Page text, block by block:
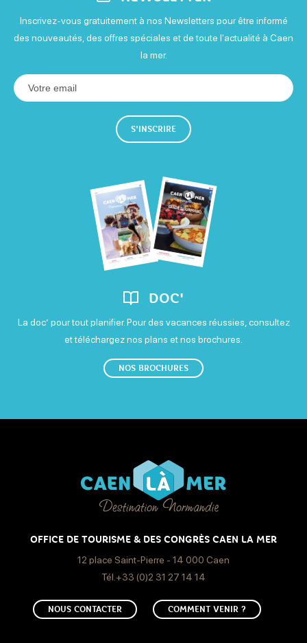
Inscrivez-vous gratuitement à nos Newsletters pour être informé
des nouveautés, des offres spéciales et de toute l'actualité à Caen
la mer.
S'INSCRIRE
DOC'
La doc’ pour tout planifier. Pour des vacances réussies, consultez
et téléchargez nos plans et nos brochures.
NOS BROCHURES
OFFICE DE TOURISME & DES CONGRÈS CAEN LA MER
12 place Saint-Pierre - 14 000 Caen
Tél.+33 (0)2 31 27 14 14
NOUS CONTACTER COMMENT VENIR ?